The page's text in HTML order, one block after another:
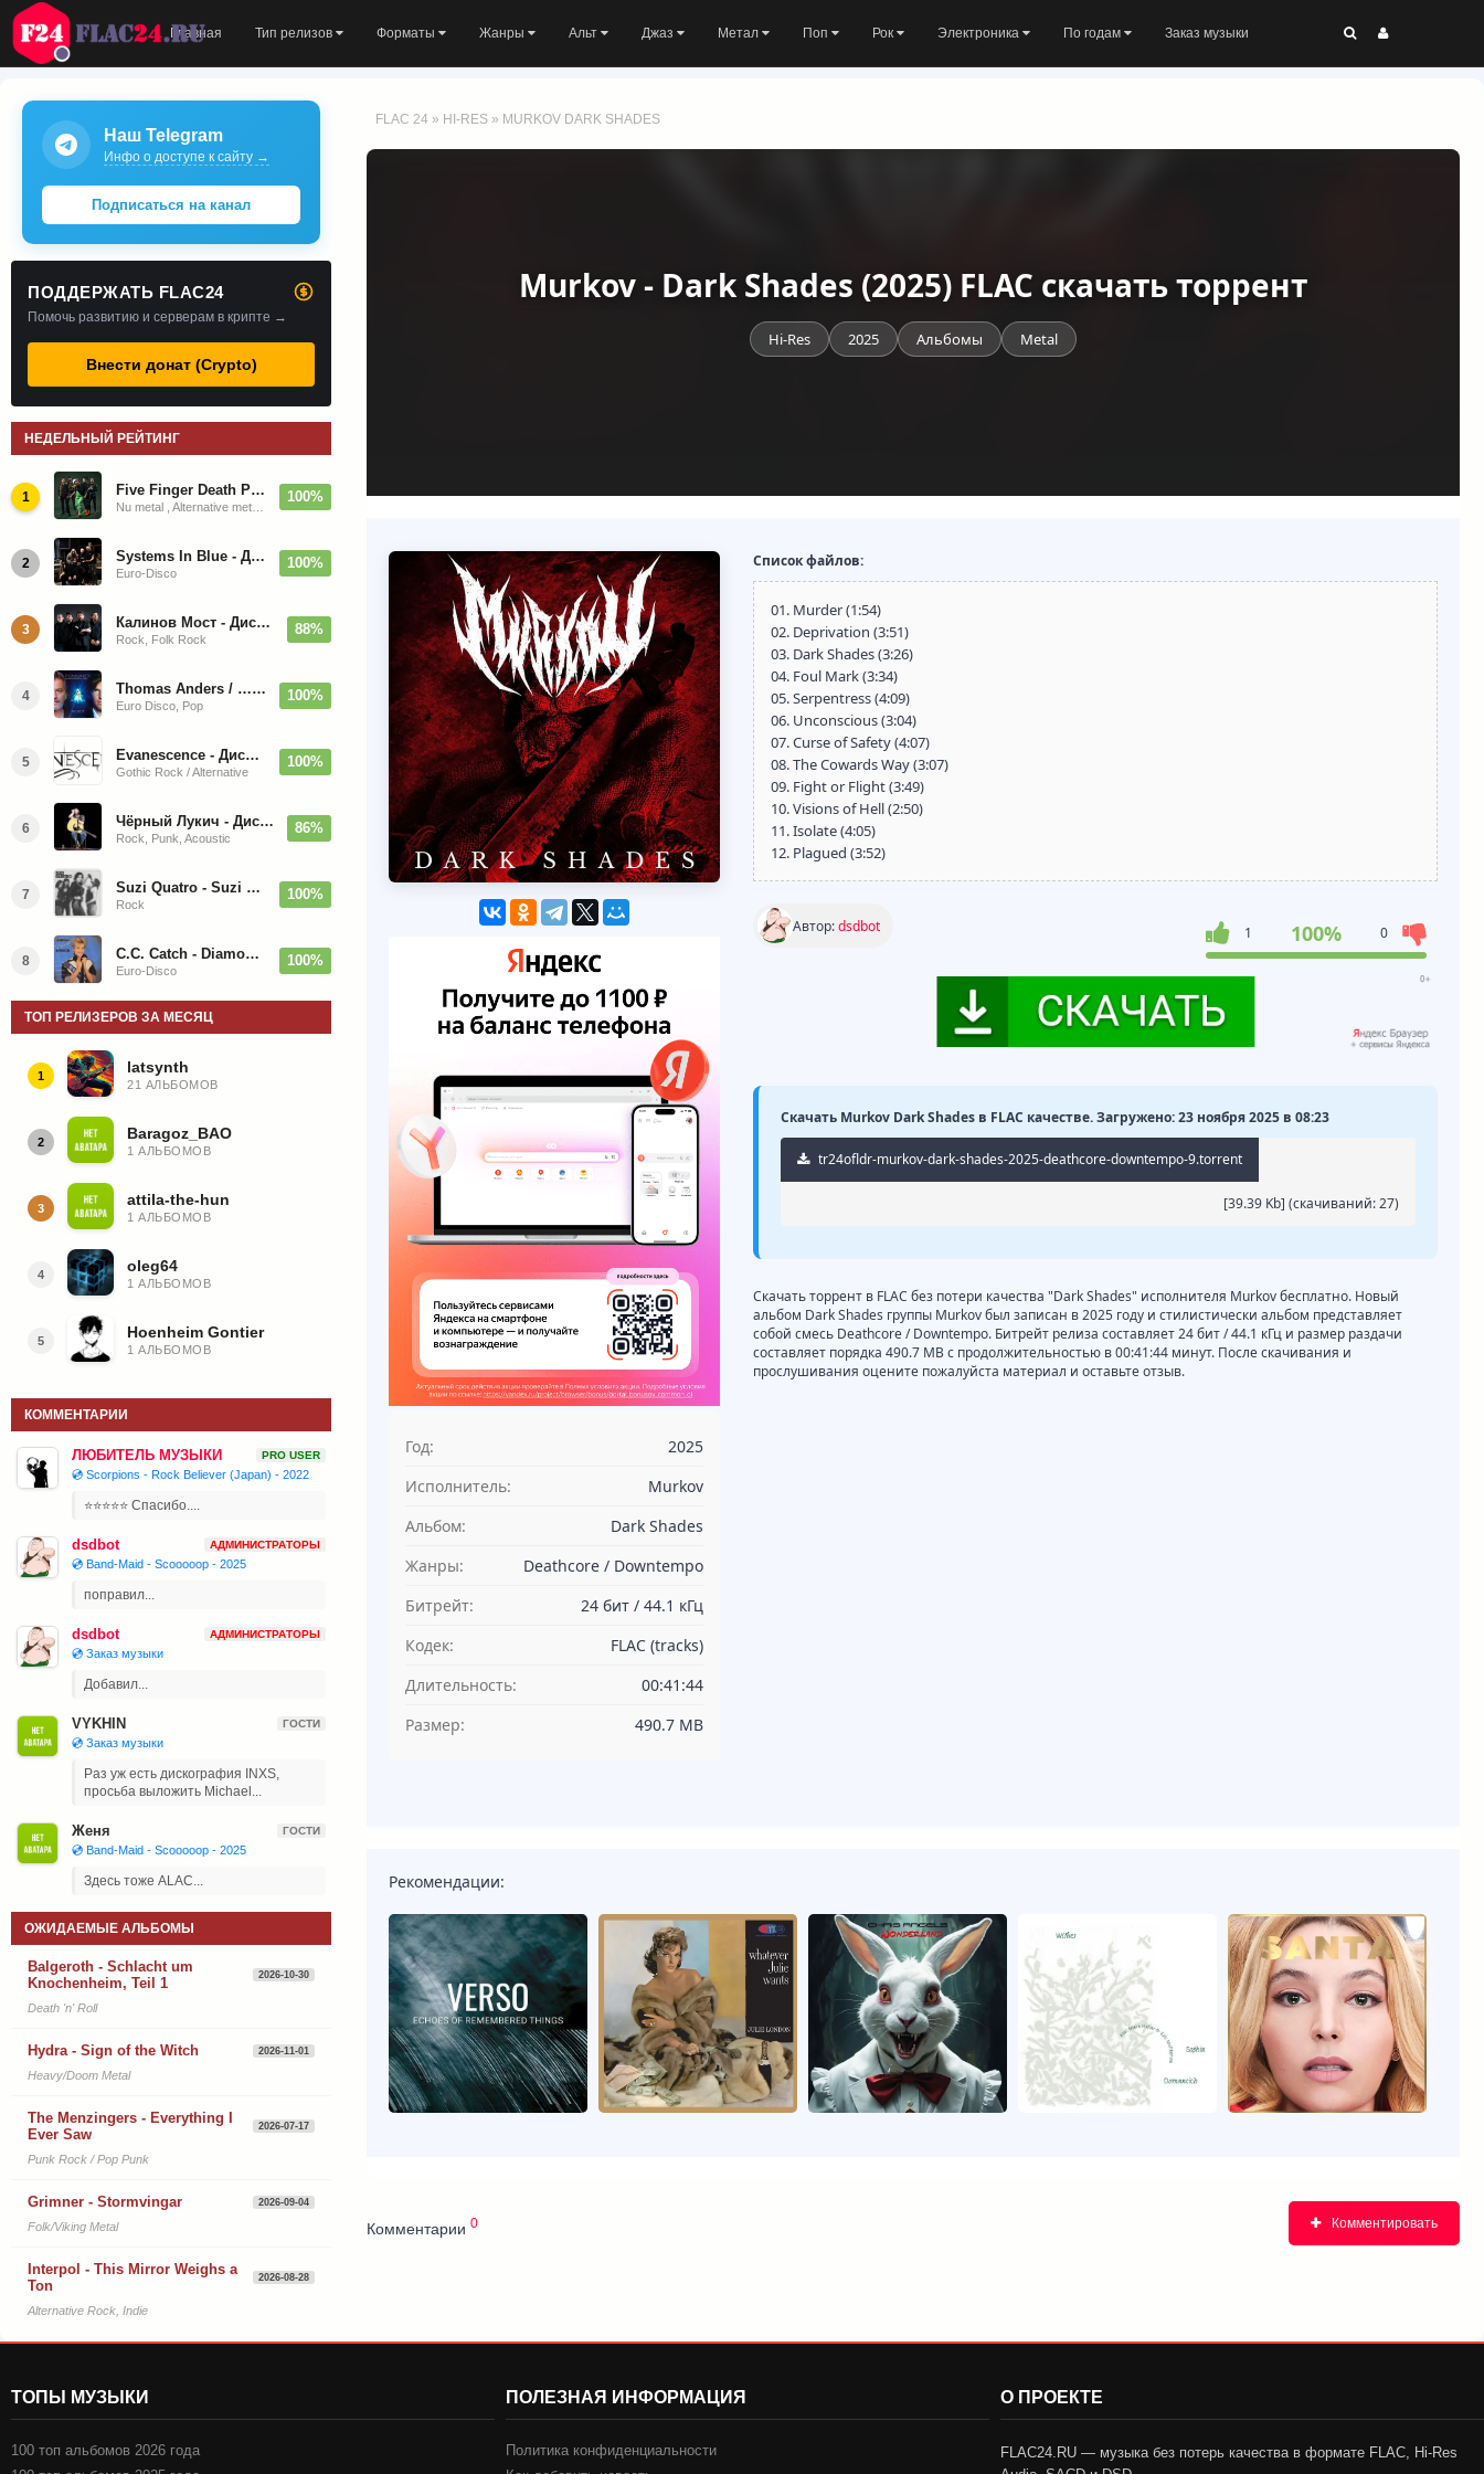
Главная Тип релизов Форматы Жанры Альт Джаз Метал Поп Рок Электроника По годам Заказ музыки
FLAC 24 » HI-RES » MURKOV DARK SHADES
Murkov - Dark Shades (2025) FLAC скачать торрент
Hi-Res 2025 Альбомы Metal
Год:
2025
Исполнитель:
Murkov
Альбом:
Dark Shades
Жанры:
Deathcore / Downtempo
Битрейт:
24 бит / 44.1 кГц
Кодек:
FLAC (tracks)
Длительность:
00:41:44
Размер:
490.7 MB
Список файлов:
01. Murder (1:54)
02. Deprivation (3:51)
03. Dark Shades (3:26)
04. Foul Mark (3:34)
05. Serpentress (4:09)
06. Unconscious (3:04)
07. Curse of Safety (4:07)
08. The Cowards Way (3:07)
09. Fight or Flight (3:49)
10. Visions of Hell (2:50)
11. Isolate (4:05)
12. Plagued (3:52)
Автор:dsdbot 1 100% 0
Скачать Murkov Dark Shades в FLAC качестве. Загружено: 23 ноября 2025 в 08:23
tr24ofldr-murkov-dark-shades-2025-deathcore-downtempo-9.torrent
[39.39 Kb] (cкачиваний: 27)
Скачать торрент в FLAC без потери качества "Dark Shades" исполнителя Murkov бесплатно. Новый
альбом Dark Shades группы Murkov был записан в 2025 году и стилистически альбом представляет
собой смесь Deathcore / Downtempo. Битрейт релиза составляет 24 бит / 44.1 кГц и размер раздачи
составляет порядка 490.7 MB с продолжительностью в 00:41:44 минут. После скачивания и
прослушивания оцените пожалуйста материал и оставьте отзыв.
Рекомендации:
Комментарии 0 Комментировать
Наш Telegram
Инфо о доступе к сайту →
Подписаться на канал
ПОДДЕРЖАТЬ FLAC24
Помочь развитию и серверам в крипте →
Внести донат (Crypto)
НЕДЕЛЬНЫЙ РЕЙТИНГ
1 Five Finger Death Punch - Дискография (2008-2026) 100%
2 Systems In Blue - Дискография (2020-2026)
Euro-Disco
100%
3 Калинов Мост - Дискография (1986-2026)
Rock, Folk Rock
88%
4 Thomas Anders / … Sings Modern Talking: The Best hi-res
Euro Disco, Pop
100%
5 Evanescence - Дискография (1998-2026)
Gothic Rock / Alternative
100%
6 Чёрный Лукич - Дискография (1987-2014)
Rock, Punk, Acoustic
86%
7 Suzi Quatro - Suzi Quatro (Bonus Tracks, Remaster) 1973/2022
Rock
100%
8 C.C. Catch - Diamonds. Her Greatest Hits 1988
Euro-Disco
100%
ТОП РЕЛИЗЕРОВ ЗА МЕСЯЦ
1 latsynth
21 АЛЬБОМОВ
2 Baragoz_BAO
1 АЛЬБОМОВ
3 attila-the-hun
1 АЛЬБОМОВ
4 oleg64
1 АЛЬБОМОВ
5 Hoenheim Gontier
1 АЛЬБОМОВ
КОММЕНТАРИИ
ЛЮБИТЕЛЬ МУЗЫКИ PRO USER
💿 Scorpions - Rock Believer (Japan) - 2022
⭐⭐⭐⭐⭐ Спасибо....
dsdbot АДМИНИСТРАТОРЫ
💿 Band-Maid - Scooooop - 2025
поправил...
dsdbot АДМИНИСТРАТОРЫ
💿 Заказ музыки
Добавил...
VYKHIN ГОСТИ
💿 Заказ музыки
Раз уж есть дискография INXS,
просьба выложить Michael...
Женя ГОСТИ
💿 Band-Maid - Scooooop - 2025
Здесь тоже ALAC...
ОЖИДАЕМЫЕ АЛЬБОМЫ
Balgeroth - Schlacht um
Knochenheim, Teil 1
2026-10-30
Death 'n' Roll
Hydra - Sign of the Witch 2026-11-01
Heavy/Doom Metal
The Menzingers - Everything I
Ever Saw
2026-07-17
Punk Rock / Pop Punk
Grimner - Stormvingar 2026-09-04
Folk/Viking Metal
Interpol - This Mirror Weighs a
Ton
2026-08-28
Alternative Rock, Indie
ТОПЫ МУЗЫКИ
100 топ альбомов 2026 года
ПОЛЕЗНАЯ ИНФОРМАЦИЯ
Политика конфиденциальности
О ПРОЕКТЕ
FLAC24.RU — музыка без потерь качества в формате FLAC, Hi-Res